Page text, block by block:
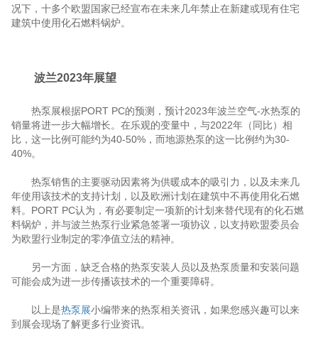
况下，十多个欧盟国家已经宣布在未来几年禁止在新建或现有住宅
建筑中使用化石燃料锅炉。
波兰2023年展望
热泵展根据PORT PC的预测，预计2023年波兰空气-水热泵的
销量将进一步大幅增长。在乐观的变量中，与2022年（同比）相
比，这一比例可能约为40-50%，而地源热泵的这一比例约为30-
40%。
热泵销售的主要驱动因素将为供暖成本的吸引力，以及未来几
年使用该技术的支持计划，以及欧洲计划在建筑中不再使用化石燃
料。PORT PC认为，有必要制定一项新的计划来替代现有的化石燃
料锅炉，并与波兰热泵行业紧急签署一项协议，以支持欧盟委员会
为欧盟行业制定的零净值立法的精神。
另一方面，缺乏合格的热泵安装人员以及热泵质量和安装问题
可能会成为进一步传播该技术的一个重要障碍。
以上是热泵展小编带来的热泵相关资讯，如果您感兴趣可以来
到展会现场了解更多行业资讯。